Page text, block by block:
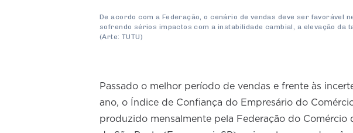
De acordo com a Federação, o cenário de vendas deve ser
sofrendo sérios impactos com a instabilidade cambial, a elevação da
(Arte: TUTU)
Passado o melhor período de vendas e frente às
ano, o Índice de Confiança do Empresário do
produzido mensalmente pela Federação do Comércio